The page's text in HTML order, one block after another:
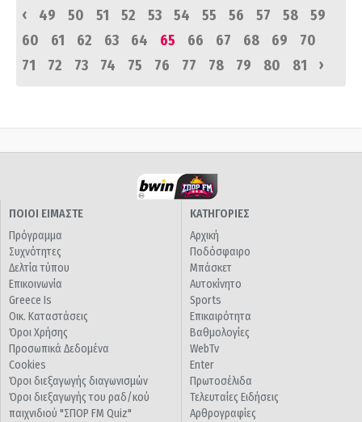
‹
49 50 51 52 53 54 55 56 57 58
59
60
61 62 63 64 65 66 67 68 69
70
71
72 73 74 75 76 77 78 79 80 81 ›
ΠΟΙΟΙ ΕΙΜΑΣΤΕ
Πρόγραμμα
Συχνότητες
Δελτία τύπου
Επικοινωνία
Greece Is
Οικ. Καταστάσεις
Όροι Χρήσης
Προσωπικά Δεδομένα
Cookies
Όροι διεξαγωγής διαγωνισμών
Όροι διεξαγωγής του ραδ/κού
παιχνιδιού "ΣΠΟΡ FM Quiz"
ΚΑΤΗΓΟΡΙΕΣ
Αρχική
Ποδόσφαιρο
Μπάσκετ
Αυτοκίνητο
Sports
Επικαιρότητα
Βαθμολογίες
WebTv
Enter
Πρωτοσέλιδα
Τελευταίες Ειδήσεις
Αρθρογραφίες